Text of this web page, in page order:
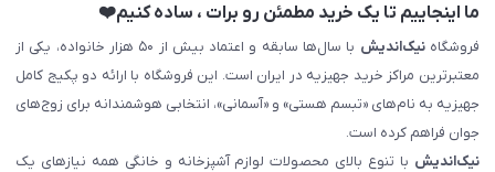
ما اینجاییم تا یک خرید مطمئن رو برات ، ساده کنیم❤️
فروشگاهنیک‌اندیش
با سال‌ها سابقه و اعتماد بیش از ۵۰ هزار خانواده، یکی از
معتبرترین مراکز خرید جهیزیه در ایران است. این فروشگاه با ارائه دو پکیج کامل
جهیزیه به نام‌های «تبسم هستی» و «آسمانی»، انتخابی هوشمندانه برای زوج‌های
جوان فراهم کرده است.
نیک‌اندیش با تنوع بالای محصولات لوازم آشپزخانه و خانگی همه نیازهای یک